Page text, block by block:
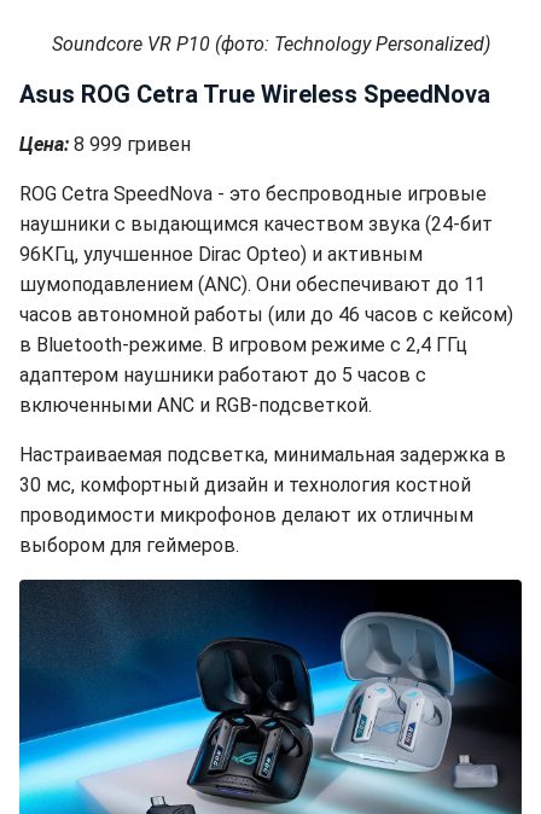
Soundcore VR P10 (фото: Technology Personalized)
Asus ROG Cetra True Wireless SpeedNova
Цена: 8 999 гривен
ROG Cetra SpeedNova - это беспроводные игровые
наушники с выдающимся качеством звука (24-бит
96КГц, улучшенное Dirac Opteo) и активным
шумоподавлением (ANC). Они обеспечивают до 11
часов автономной работы (или до 46 часов с кейсом)
в Bluetooth-режиме. В игровом режиме с 2,4 ГГц
адаптером наушники работают до 5 часов с
включенными ANC и RGB-подсветкой.
Настраиваемая подсветка, минимальная задержка в
30 мс, комфортный дизайн и технология костной
проводимости микрофонов делают их отличным
выбором для геймеров.